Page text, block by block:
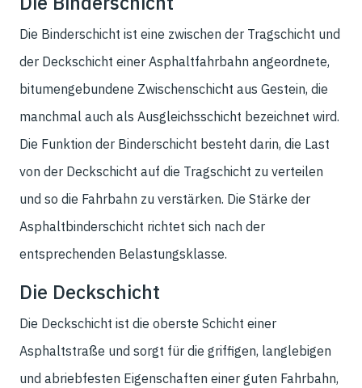
Die Binderschicht ist eine zwischen der Tragschicht und
der Deckschicht einer Asphaltfahrbahn angeordnete,
bitumengebundene Zwischenschicht aus Gestein, die
manchmal auch als Ausgleichsschicht bezeichnet wird.
Die Funktion der Binderschicht besteht darin, die Last
von der Deckschicht auf die Tragschicht zu verteilen
und so die Fahrbahn zu verstärken. Die Stärke der
Asphaltbinderschicht richtet sich nach der
entsprechenden Belastungsklasse.
Die Deckschicht
Die Deckschicht ist die oberste Schicht einer
Asphaltstraße und sorgt für die griffigen, langlebigen
und abriebfesten Eigenschaften einer guten Fahrbahn,